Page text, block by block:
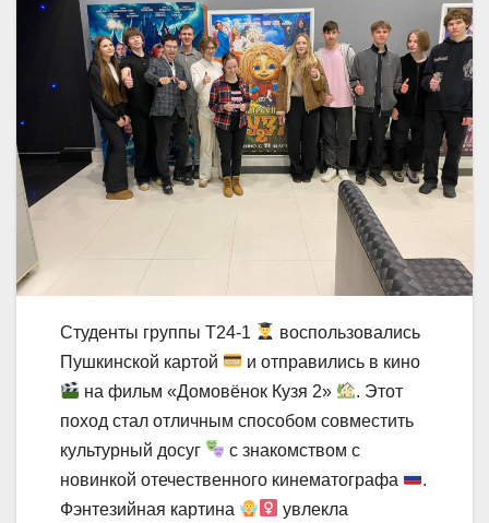
Студенты группы Т24-1
воспользовались
Пушкинской картой
и отправились в кино
на фильм «Домовёнок Кузя 2»
. Этот
поход стал отличным способом совместить
культурный досуг
с знакомством с
новинкой отечественного кинематографа
.
Фэнтезийная картина
увлекла